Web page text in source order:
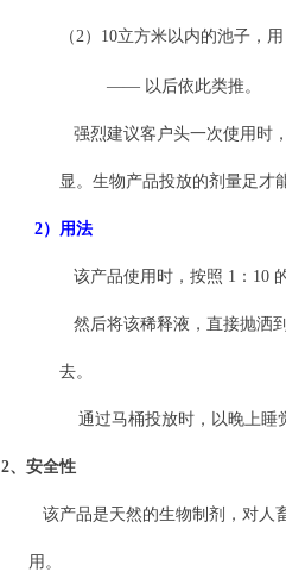
（2）10立方米以内的池子，用
—— 以后依此类推。
强烈建议客户头一次使用时
显。生物产品投放的剂量足才
2）用法
该产品使用时，按照 1：10
然后将该稀释液，直接抛洒
去。
通过马桶投放时，以晚上睡
2、安全性
该产品是天然的生物制剂，对人
用。